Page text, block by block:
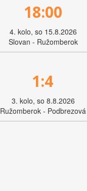
18:00
4. kolo, so 15.8.2026
Slovan - Ružomberok
1:4
3. kolo, so 8.8.2026
Ružomberok - Podbrezová